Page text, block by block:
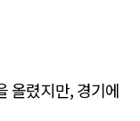
올렸지만, 경기에